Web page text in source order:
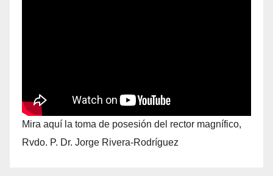
Mira aquí la toma de posesión del rector magnífico,
Rvdo. P. Dr. Jorge Rivera-Rodríguez